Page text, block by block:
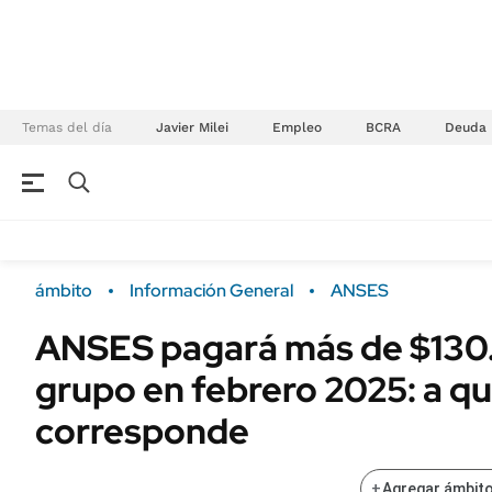
Temas del día Javier Milei Empleo BCRA Deuda
Campo
FINANZAS
Dólar
Sustentabilidad
Seguros
ámbito Información General ANSES
ANSES pagará más de
grupo en febrero 2025: a
corresponde